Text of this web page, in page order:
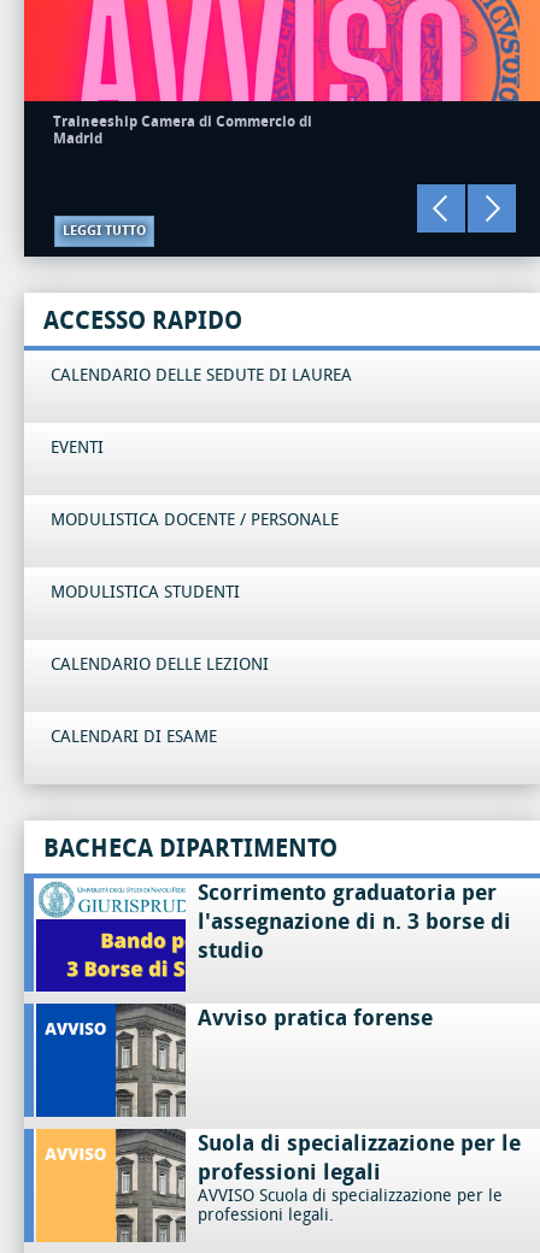
Traineeship Camera di Commercio di
Madrid
LEGGI TUTTO
ACCESSO RAPIDO
CALENDARIO DELLE SEDUTE DI LAUREA
EVENTI
MODULISTICA DOCENTE / PERSONALE
MODULISTICA STUDENTI
CALENDARIO DELLE LEZIONI
CALENDARI DI ESAME
BACHECA DIPARTIMENTO
Scorrimento graduatoria per
l'assegnazione di n. 3 borse di
studio
Avviso pratica forense
Suola di specializzazione per le
professioni legali
AVVISO Scuola di specializzazione per le
professioni legali.